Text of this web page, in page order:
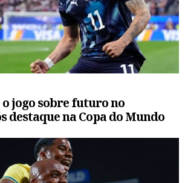
jogo sobre futuro no
destaque na Copa do Mundo